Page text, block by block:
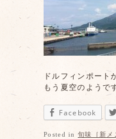
ドルフィンポート
もう夏空のようで
Facebook
Posted in 旬味［新メ